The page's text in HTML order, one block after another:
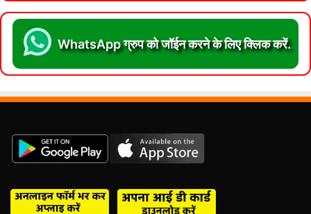
WhatsApp ग्रुप को जॉईन करने के लिए क्लिक करें.